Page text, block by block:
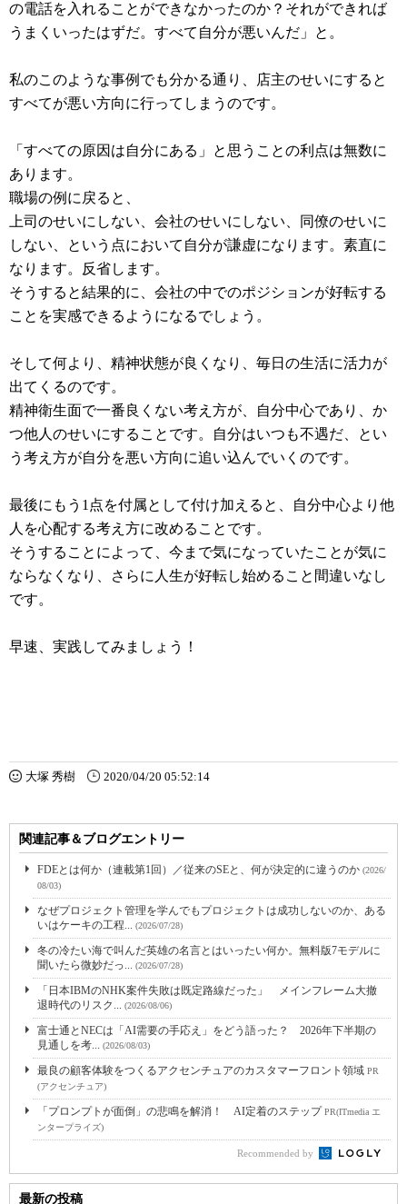
の電話を入れることができなかったのか？それができれば
うまくいったはずだ。すべて自分が悪いんだ」と。
私のこのような事例でも分かる通り、店主のせいにすると
すべてが悪い方向に行ってしまうのです。
「すべての原因は自分にある」と思うことの利点は無数に
あります。
職場の例に戻ると、
上司のせいにしない、会社のせいにしない、同僚のせいに
しない、という点において自分が謙虚になります。素直に
なります。反省します。
そうすると結果的に、会社の中でのポジションが好転する
ことを実感できるようになるでしょう。
そして何より、精神状態が良くなり、毎日の生活に活力が
出てくるのです。
精神衛生面で一番良くない考え方が、自分中心であり、か
つ他人のせいにすることです。自分はいつも不遇だ、とい
う考え方が自分を悪い方向に追い込んでいくのです。
最後にもう1点を付属として付け加えると、自分中心より他
人を心配する考え方に改めることです。
そうすることによって、今まで気になっていたことが気に
ならなくなり、さらに人生が好転し始めること間違いなし
です。
早速、実践してみましょう！
大塚 秀樹 2020/04/20 05:52:14
関連記事＆ブログエントリー
FDEとは何か（連載第1回）／従来のSEと、何が決定的に違うのか (2026/
08/03)
なぜプロジェクト管理を学んでもプロジェクトは成功しないのか、ある
いはケーキの工程... (2026/07/28)
冬の冷たい海で叫んだ英雄の名言とはいったい何か。無料版7モデルに
聞いたら微妙だっ... (2026/07/28)
「日本IBMのNHK案件失敗は既定路線だった」 メインフレーム大撤
退時代のリスク... (2026/08/06)
富士通とNECは「AI需要の手応え」をどう語った？ 2026年下半期の
見通しを考... (2026/08/03)
最良の顧客体験をつくるアクセンチュアのカスタマーフロント領域 PR
(アクセンチュア)
「プロンプトが面倒」の悲鳴を解消！ AI定着のステップPR(ITmedia エ
ンタープライズ)
Recommended by
最新の投稿